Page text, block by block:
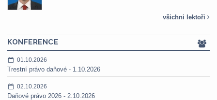
všichni lektoři
KONFERENCE
01.10.2026
Trestní právo daňové - 1.10.2026
02.10.2026
Daňové právo 2026 - 2.10.2026